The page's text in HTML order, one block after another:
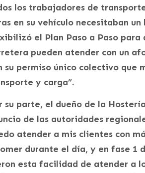
los trabajadores de
en su vehículo necesitaban
el Plan Paso a Paso
pueden atender con un
su permiso único colectivo que
y carga”.
su parte, el dueño de la
de las autoridades
atender a mis clientes con
durante el día, y en fase 1
esta facilidad de atender a